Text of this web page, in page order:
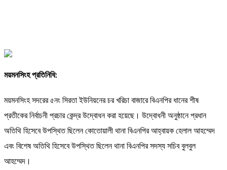
ময়মনসিংহ প্রতিনিধি:
ময়মনসিংহ সদরের ৫নং সিরতা ইউনিয়নের চর খরিচা বাজারে বিএনপির ধানের শীষ
প্রতীকের নির্বাচনী প্রচার কেন্দ্র উদ্বোধন করা হয়েছে। উদ্বোধনী অনুষ্ঠানে প্রধান
অতিথি হিসেবে উপস্থিত ছিলেন কোতোয়ালী থানা বিএনপির আহ্বায়ক হেলাল আহম্মেদ
এবং বিশেষ অতিথি হিসেবে উপস্থিত ছিলেন থানা বিএনপির সদস্য সচিব বুলবুল
আহম্মেদ।